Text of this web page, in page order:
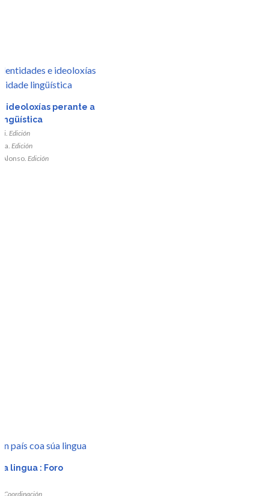
ideoloxías perante a
Edición
Edición
Edición
lingua : Foro
Coordinación